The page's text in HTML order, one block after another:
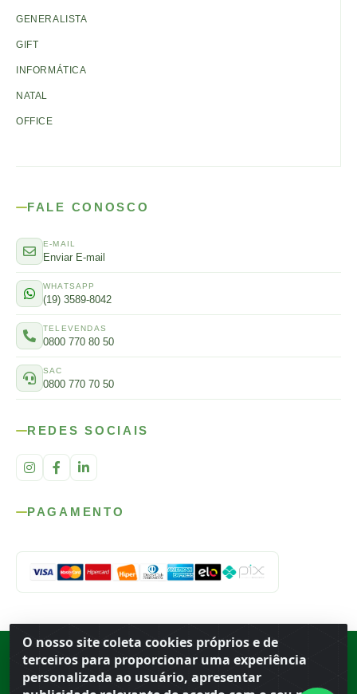
O nosso site coleta cookies próprios e de
terceiros para proporcionar uma experiência
personalizada ao usuário, apresentar
GENERALISTA
GIFT
INFORMÁTICA
NATAL
OFFICE
FALE CONOSCO
E-MAIL
Enviar E-mail
WHATSAPP
(19) 3589-8042
TELEVENDAS
0800 770 80 50
SAC
0800 770 70 50
REDES SOCIAIS
PAGAMENTO
Rod. SP-215, s/n, km 98 — Área Rural Porto Ferreira ·BR
· CEP
· CNPJ 56.679.863/0001-91
© 2026 Atacado Ideal